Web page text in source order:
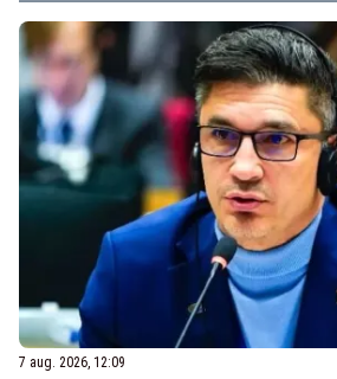
7 aug. 2026, 12:09